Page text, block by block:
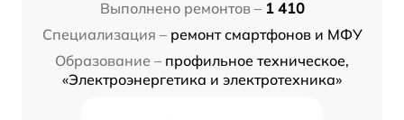
Выполнено ремонтов – 1 410
Специализация – ремонт смартфонов и МФУ
Образование – профильное техническое,
«Электроэнергетика и электротехника»